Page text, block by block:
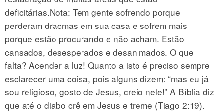
deficitárias.Nota: Tem gente sofrendo porque
perderam dracmas em sua casa e sofrem mais
porque estão procurando e não acham. Estão
cansados, desesperados e desanimados. O que
falta? Acender a luz! Quanto a isto é preciso sempre
esclarecer uma coisa, pois alguns dizem: “mas eu já
sou religioso, gosto de Jesus, creio nele!” A Bíblia diz
que até o diabo crê em Jesus e treme (Tiago 2:19).